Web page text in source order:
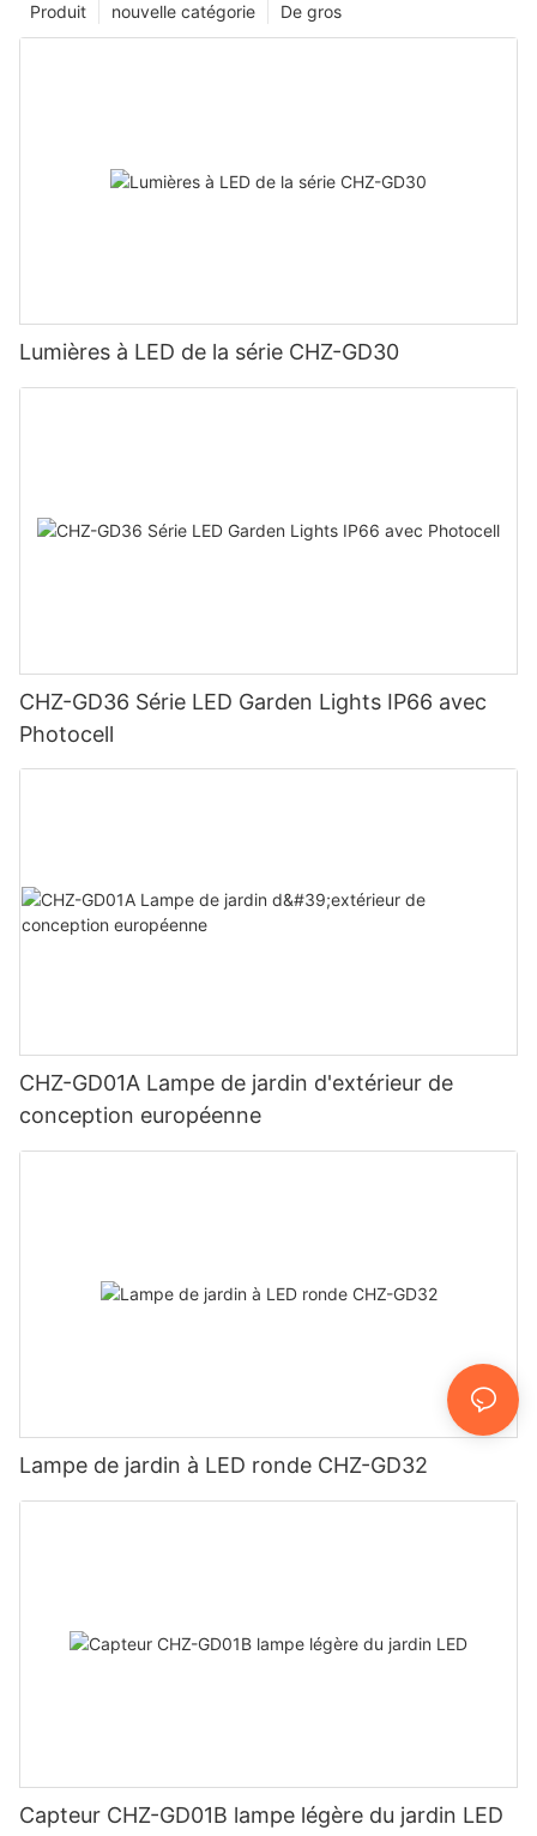
De gros
nouvelle catégorie
Produit
Lumières à LED de la série CHZ-GD30
CHZ-GD36 Série LED Garden Lights IP66 avec
Photocell
CHZ-GD01A Lampe de jardin d'extérieur de
conception européenne
Lampe de jardin à LED ronde CHZ-GD32
Capteur CHZ-GD01B lampe légère du jardin LED